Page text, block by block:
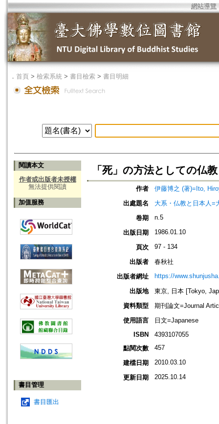
網站導覽
． 首頁 > 檢索系統 > 書目檢索 > 書目明細
閱讀本文
作者或出版者未授權
無法提供閱讀
加值服務
書目管理
書目匯出
「死」の方法としての仏教
作者
伊藤博之 (著)=Ito,
出處題名
大系・仏教と日本人=
卷期
n.5
出版日期 1986.01.10
頁次 97 - 134
出版者
春秋社
出版者網址
https://
出版地
東京, 日本 [Tokyo,
資料類型
期刊論文=Journal
使用語言
日文=Japanese
ISBN
4393107055
點閱次數
457
建檔日期 2010.03.10
更新日期 2025.10.14